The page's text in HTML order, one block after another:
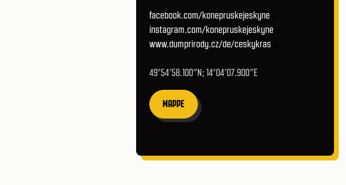
facebook.com/konepruskejeskyne
instagram.com/konepruskejeskyne
www.dumprirody.cz/de/ceskykras
49°54′58.100″N; 14°04′07.900″E
MAPPE